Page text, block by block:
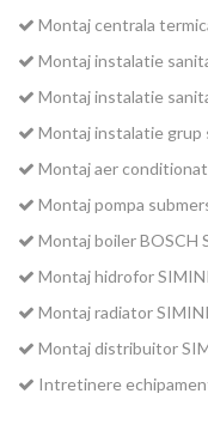
Montaj centrala
Montaj instalatie
Montaj instalatie
Montaj instalatie grup
Montaj aer
Montaj pompa
Montaj boiler BOSCH
Montaj hidrofor
Montaj radiator
Montaj distribuitor
Intretinere